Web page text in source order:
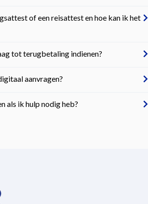
of een reisattest en hoe kan ik het
tot terugbetaling indienen?
aanvragen?
als ik hulp nodig heb?